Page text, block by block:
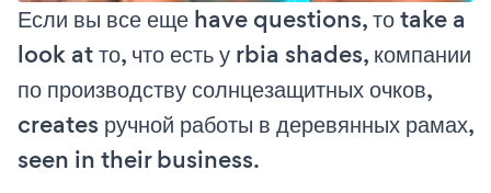
Если вы все еще have questions, то take a
look at то, что есть у rbia shades, компании
по производству солнцезащитных очков,
creates ручной работы в деревянных рамах,
seen in their business.